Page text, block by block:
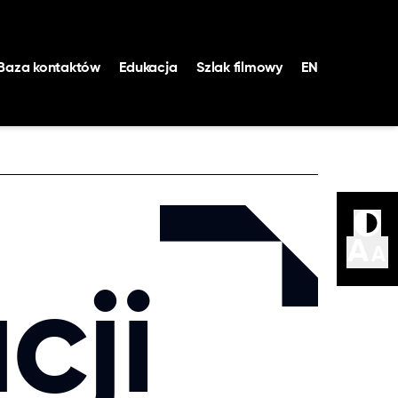
Filmowa VOD
Baza kontaktów Edukacja Szlak filmowy EN